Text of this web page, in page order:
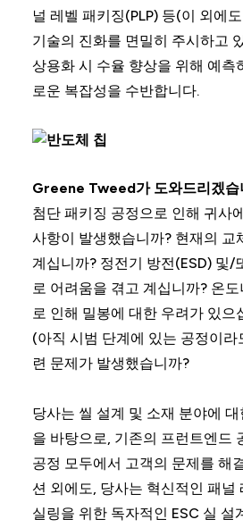
널 레벨 패키징(PLP) 등(이 외에
기술의 진화를 면밀히 주시하고
상용화 시 수율 향상을 위해 예측
로운 복잡성을 수반합니다.
Greene Tweed가 도와드리겠습
첨단 패키징 공정으로 인해 귀사
사항이 발생했습니까? 현재의 교
계십니까? 정전기 방전(ESD) 및/
로 어려움을 겪고 계십니까? 온
로 인해 밀봉에 대한 우려가 있으
(아직 시범 단계에 있는 공정이
련 문제가 발생했습니까?
당사는 씰 설계 및 소재 분야에
을 바탕으로, 기존의 프런트엔드
공정 모두에서 고객의 문제를 해
션 외에도, 당사는 혁신적인 패널
실링을 위한 독자적인 ESC 실 설